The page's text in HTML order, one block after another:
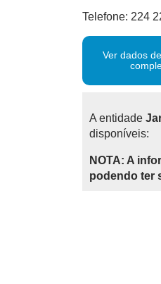
Telefone: 224
Ver dados
A entidade
disponíveis:
NOTA: A
podendo ter